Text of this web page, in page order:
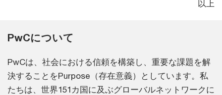
以上
PwCについて
PwCは、社会における信頼を構築し、重要な課題を解
決することをPurpose（存在意義）としています。私
たちは、世界151カ国に及ぶグローバルネットワークに